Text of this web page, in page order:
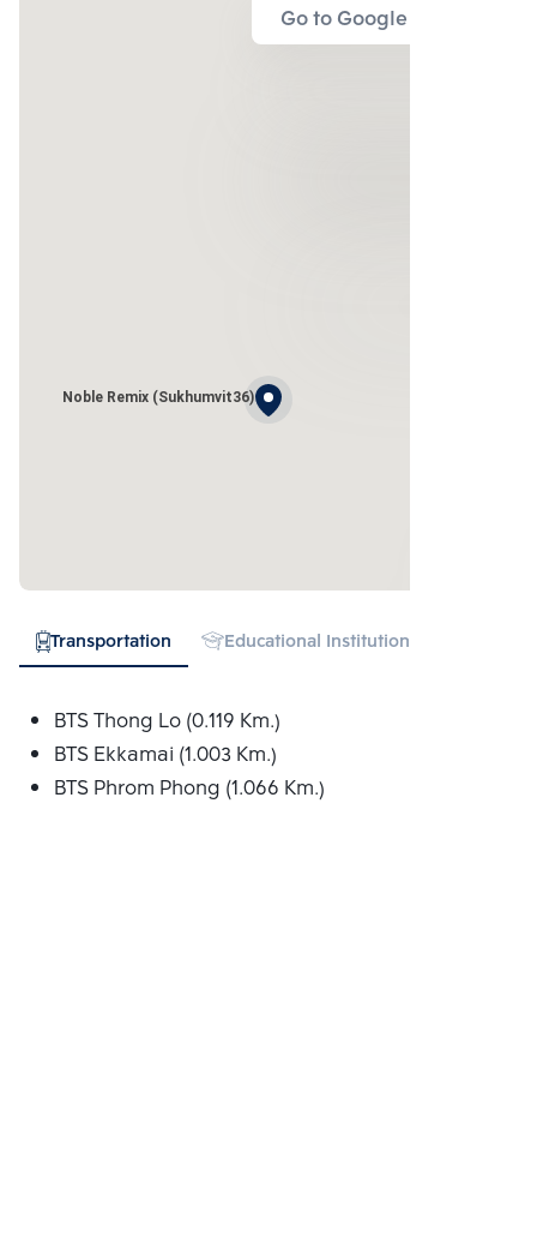
Go to Google Map
Noble Remix (Sukhumvit36)
Transportation Educational Institution
BTS Thong Lo (0.119 Km.)
BTS Ekkamai (1.003 Km.)
BTS Phrom Phong (1.066 Km.)